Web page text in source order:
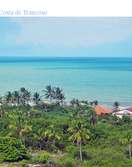
de Trancoso